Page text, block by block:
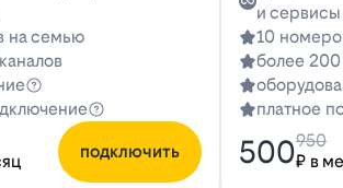
на семью
подключить
и сервисы
10
более 200
платное
500₽ в
950